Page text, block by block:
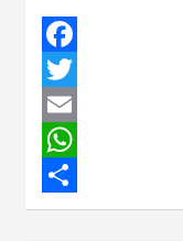
F
a
c
e
b
T
w
t
E
m
a
W
h
S